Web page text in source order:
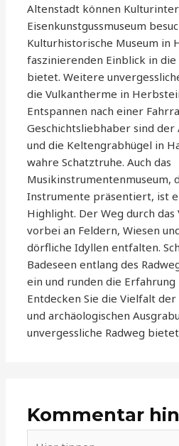
Altenstadt können
Eisenkunstgussmuseum
Kulturhistorische Museum in
faszinierenden Einblick in
bietet. Weitere
die Vulkantherme in
Entspannen nach einer
Geschichtsliebhaber sind der
und die Keltengrabhügel in
wahre Schatztruhe. Auch das
Musikinstrumentenmuseum,
Instrumente präsentiert, ist
Highlight. Der Weg durch
vorbei an Feldern, Wiesen
dörfliche Idyllen entfalten.
Badeseen entlang des
ein und runden die
Entdecken Sie die Vielfalt
und archäologischen
unvergessliche Radweg
Kommentar